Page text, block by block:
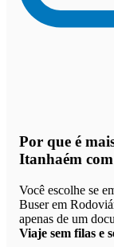
Por que é
Itanhaém
Você escolhe se
Buser em
apenas de um
Viaje sem filas e